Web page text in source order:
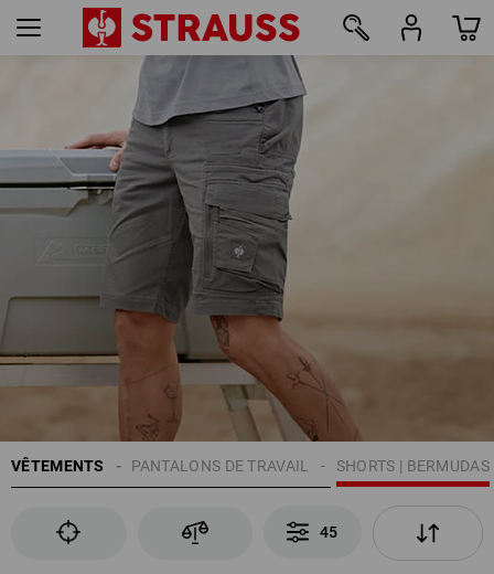
VÊTEMENTS SHORTS | BERMUDAS
PANTALONS DE TRAVAIL
HOMMES
45